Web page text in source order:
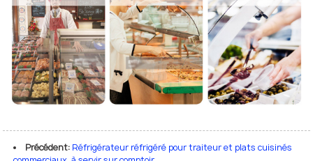
Précédent: Réfrigérateur réfrigéré pour traiteur et plats cuisinés